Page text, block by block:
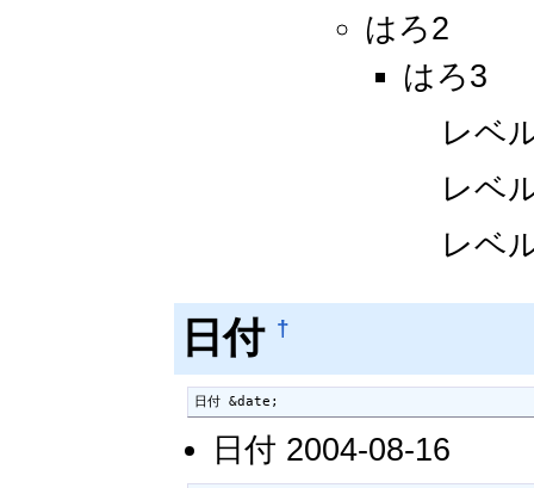
はろ2
はろ3
レベ
レベ
レベ
日付 †
日付 &date;
日付 2004-08-16